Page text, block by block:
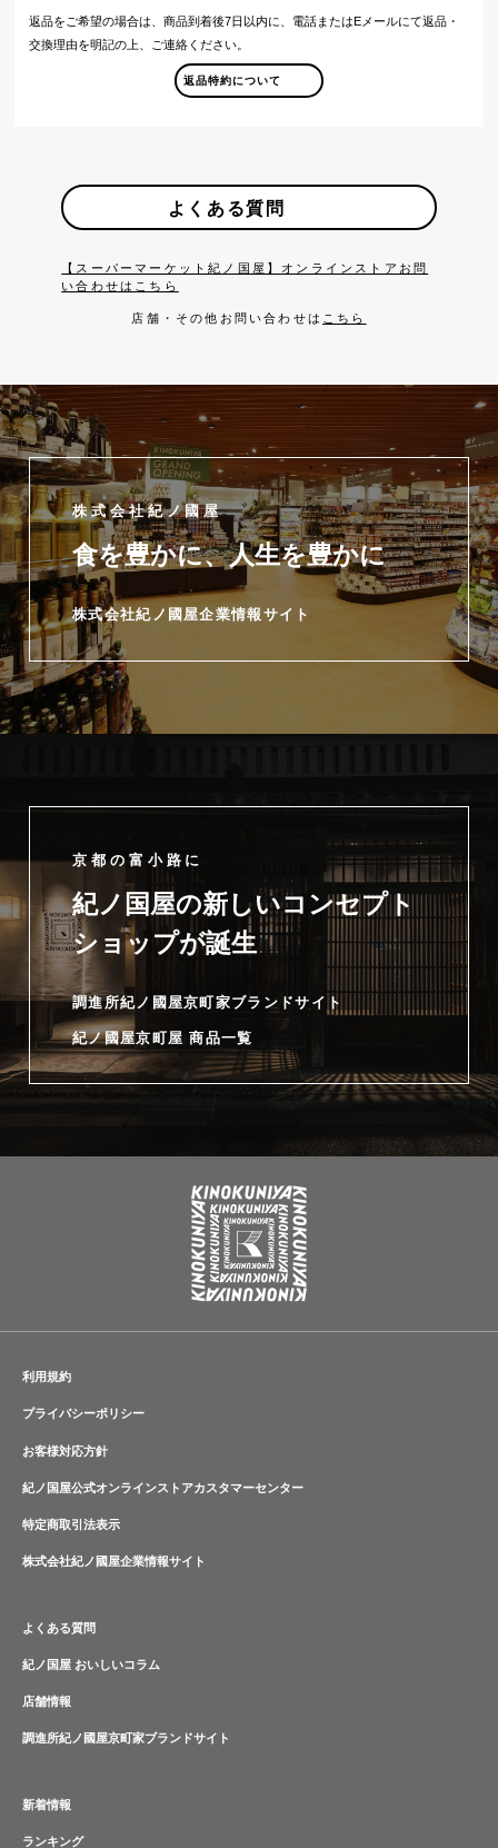
返品をご希望の場合は、商品到着後7日以内に、電話またはEメールにて返品・
交換理由を明記の上、ご連絡ください。
返品特約について
よくある質問
【スーパーマーケット紀ノ国屋】オンラインストアお問
い合わせはこちら
店舗・その他お問い合わせは こちら
株式会社紀ノ國屋
食を豊かに、人生を豊かに
株式会社紀ノ國屋企業情報サイト
京都の富小路に
紀ノ国屋の新しいコンセプト
ショップが誕生
調進所紀ノ國屋京町家ブランドサイト
紀ノ國屋京町屋 商品一覧
利用規約
プライバシーポリシー
お客様対応方針
紀ノ国屋公式オンラインストアカスタマーセンター
特定商取引法表示
株式会社紀ノ國屋企業情報サイト
よくある質問
紀ノ国屋 おいしいコラム
店舗情報
調進所紀ノ國屋京町家ブランドサイト
新着情報
ランキング